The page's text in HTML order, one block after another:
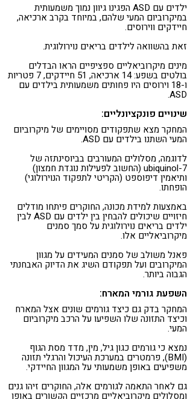
ילדים עם ASD הפגינו גיוון נמוך משמעותית
במיקרוביום המעי שלהם, במיוחד בקרב ארכיאה,
חיידקים ווירוסים.
זאת בהשוואה לילדים בריאים נוירולוגית.
מינים מיקרוביאליים ספציפיים הראו הבדלים
בולטים בשפע: 14 ארכיאה, 51 חיידקים, 7 פטריות
ו-18 וירוסים היו פחותים משמעותית בילדים עם
ASD.
שינויים פונקציונליים:
המחקר מצא שתפקודים מסויימים של מיקרוביום
המעי השתנו בילדים עם ASD.
לדוגמה, מסלולים המעורבים בביוסינתזה של
ubiquinol-7 (החשוב לפעילות נוגדת חמצון)
ותיאמין דיפוספט (הקריטי לתפקוד הנוירולוגי)
הופחתו.
באמצעות למידת מכונה, החוקרים פיתחו מודלים
חיזויים שיכולים להבחין בין ילדים עם ASD לבין
ילדים בריאים נוירולוגית על סמך סמנים
מיקרוביאליים אלו.
פאנל משולב של סמנים המעידים על מגוון
המיקרובים ועל תפקודם השיג את הדיוק האבחנתי
הגבוה ביותר.
השפעת גורמי המארח:
המחקר בדק גם כיצד גורמים שונים אצל המארח
וכיצד התזונה שלו השפיעו על הרכב מיקרוביום ​​
המעי.
נמצא כי גורמים כגון גיל, מין, מדד מסת הגוף
(BMI), פרמטרים במערכת העיכול והרגלי תזונה
משפיעים באופן משמעותי על המגוון החיידקי.
גם לאחר התאמה לגורמים אלה, החוקרים זיהו גנים
ומסלולים מיקרוביאליים מרכזיים הקשורים באופן